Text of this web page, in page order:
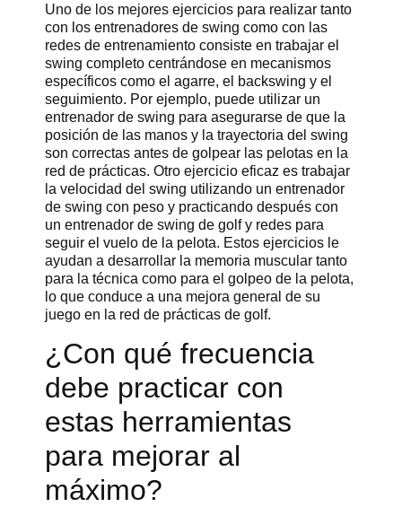
Uno de los mejores ejercicios para realizar tanto
con los entrenadores de swing como con las
redes de entrenamiento consiste en trabajar el
swing completo centrándose en mecanismos
específicos como el agarre, el backswing y el
seguimiento. Por ejemplo, puede utilizar un
entrenador de swing para asegurarse de que la
posición de las manos y la trayectoria del swing
son correctas antes de golpear las pelotas en la
red de prácticas. Otro ejercicio eficaz es trabajar
la velocidad del swing utilizando un entrenador
de swing con peso y practicando después con
un entrenador de swing de golf y redes para
seguir el vuelo de la pelota. Estos ejercicios le
ayudan a desarrollar la memoria muscular tanto
para la técnica como para el golpeo de la pelota,
lo que conduce a una mejora general de su
juego en la red de prácticas de golf.
¿Con qué frecuencia
debe practicar con
estas herramientas
para mejorar al
máximo?